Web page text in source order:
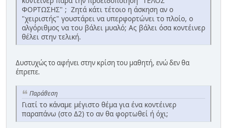
ΦΟΡΤΩΣΗΣ" ; Ζητά κάτι τέτοιο η άσκηση αν ο
"χειριστής" γουστάρει να υπερφορτώνει το πλοίο, ο
αλγόριθμος να του βάλει μυαλό; Ας βάλει όσα κοντέινερ
θέλει στην τελική.
Δυστυχώς το αφήνει στην κρίση του μαθητή, ενώ δεν θα
έπρεπε.
Παράθεση
Γιατί το κάναμε μέγιστο θέμα για ένα κοντέινερ
παραπάνω (στο Δ2) το αν θα φορτωθεί ή όχι;